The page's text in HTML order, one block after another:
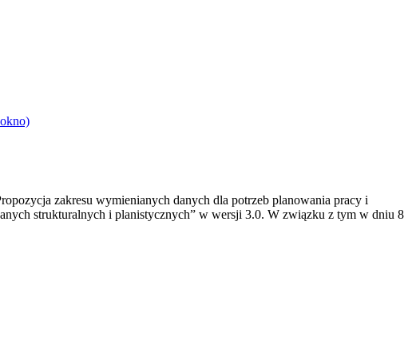
zakresu wymienianych danych dla potrzeb planowania pracy i
strukturalnych i planistycznych” w wersji 3.0. W związku z tym w dniu 8